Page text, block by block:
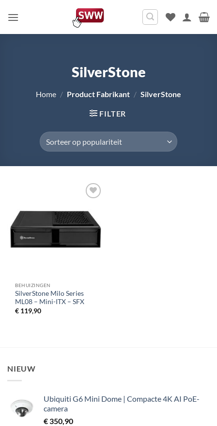
naar
SilverStone
Home / Product Fabrikant / SilverStone
FILTER
aan
verlanglijst
BEHUIZINGEN
SilverStone Milo Series
ML08 – Mini-ITX – SFX
€ 119,90
NIEUW
Ubiquiti G6 Mini Dome | Compacte 4K AI PoE-
camera
€ 350,90